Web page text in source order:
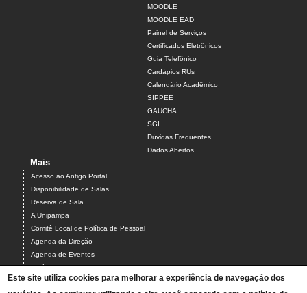
MOODLE
MOODLE EAD
Painel de Serviços
Certificados Eletrônicos
Guia Telefônico
Cardápios RUs
Calendário Acadêmico
SIPPEE
GAUCHA
SGI
Dúvidas Frequentes
Dados Abertos
Mais
Acesso ao Antigo Portal
Disponibilidade de Salas
Reserva de Sala
A Unipampa
Comitê Local de Política de Pessoal
Agenda da Direção
Agenda de Eventos
Estágios
Relatório de Gestão
Este site utiliza cookies para melhorar a experiência de navegação dos